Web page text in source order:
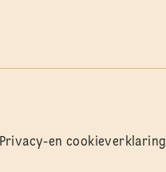
Privacy-en cookieverklaring